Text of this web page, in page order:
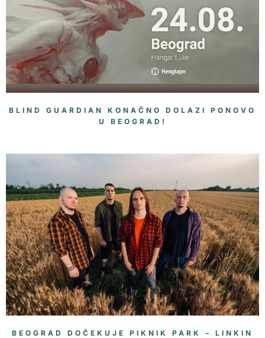
BLIND GUARDIAN KONAČNO DOLAZI PONOVO
U BEOGRAD!
BEOGRAD DOČEKUJE PIKNIK PARK – LINKIN